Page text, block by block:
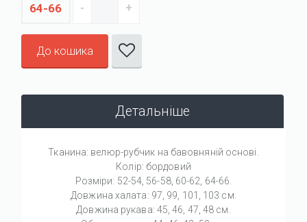
64-66
До кошика
Детальніше
Тканина: велюр-рубчик на бавовняній основі.
Колір: бордовий
Розміри: 52-54, 56-58, 60-62, 64-66.
Довжина халата: 97, 99, 101, 103 см.
Довжина рукава: 45, 46, 47, 48 см.